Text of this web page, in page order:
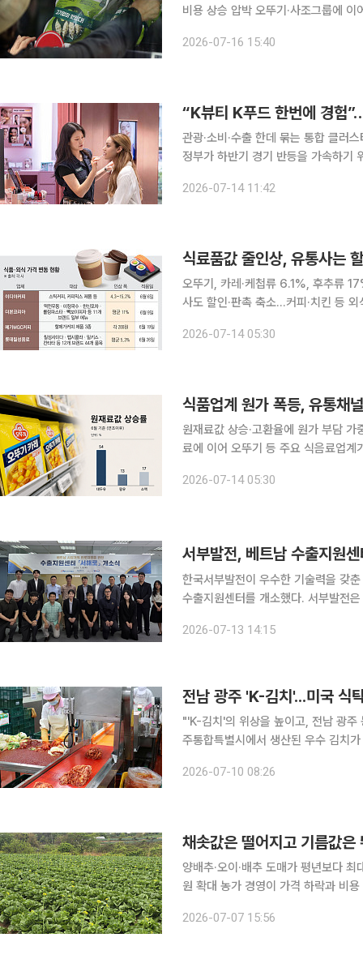
비용 상승 압박 오뚜기·사조그룹에 이어 CJ제일제당까지 주요 제품 가격을 인상하면서 식품업계의
2026-07-16 15:40
관광·소비·수출 한데 묶는 통합 클러
정부가 하반기 경기 반등을 가속하기
브랜드를 체험하고 소비한 뒤 이를 글
2026-07-14 11:42
오뚜기, 카레·케첩류 6.1%, 후추류
사도 할인·판촉 축소...커피·치킨 등 외식물가 들썩 하반기 들어 커피와 음
원재료와 포장재, 물류비 부담에 고환
2026-07-14 05:30
원재료값 상승·고환율에 원가 부담 가중"
료에 이어 오뚜기 등 주요 식음료업
이 줄어들 경우 소비자가 실제로 부담
2026-07-14 05:30
서부발전, 베트남 수출지원
한국서부발전이 우수한 기술력을 갖
수출지원센터를 개소했다. 서부발전은 9~10일(현지시간) 이틀간 베트남 호찌민과 하노이에서 협력
서부발전은 9일 베트남 호찌민에서
2026-07-13 14:15
전남 광주 'K-김치'...미국 식
"'K-김치'의 위상을 높이고, 전남 광주 농
주통합특별시에서 생산된 우수 김치
2026-07-10 08:26
채솟값은 떨어지고 기름값은
양배추·오이·배추 도매가 평년보다
원 확대 농가 경영이 가격 하락과 비용 상승의 이중 압박을 받고 있다. 양배추와 오이, 배추 등 주요
재 부담은 고유가·고환율 여파로 커
2026-07-07 15:56